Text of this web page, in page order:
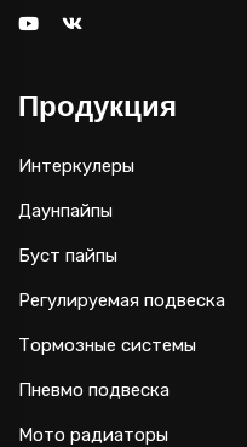
Продукция
Интеркулеры
Даунпайпы
Буст пайпы
Регулируемая подвеска
Тормозные системы
Пневмо подвеска
Мото радиаторы